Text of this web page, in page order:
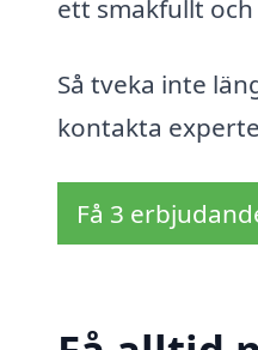
ett smakfullt
Så tveka inte
kontakta
Få 3